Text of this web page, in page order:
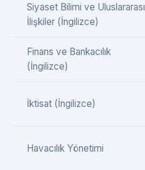
Siyaset Bilimi ve Uluslararası
İlişkiler (İngilizce)
Finans ve Bankacılık
(İngilizce)
İktisat (İngilizce)
Havacılık Yönetimi